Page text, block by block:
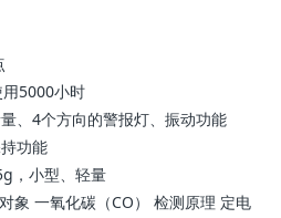
5000小时
、4个方向的警报灯、振动功能
功能
，小型、轻量
象 一氧化碳（CO） 检测原理 定电